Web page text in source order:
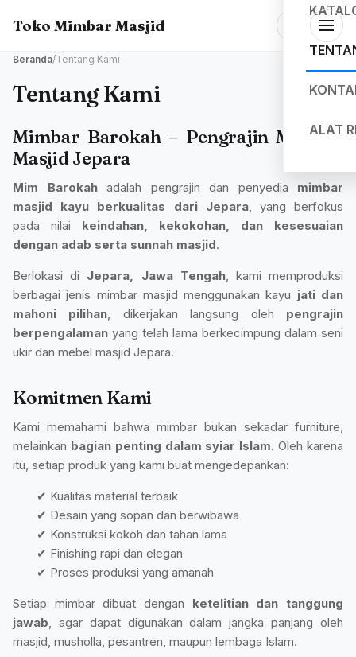
Toko Mimbar Masjid
ALAT
Beranda/Tentang Kami
Tentang Kami
Mimbar Barokah – Pengrajin Mimbar
Masjid Jepara
Mim Barokahadalah pengrajin dan penyedia mimbar
masjid kayu berkualitas dari Jepara, yang berfokus
pada nilai keindahan, kekokohan, dan kesesuaian
dengan adab serta sunnah masjid.
Berlokasi di Jepara, Jawa Tengah, kami memproduksi
berbagai jenis mimbar masjid menggunakan kayu jati dan
mahoni pilihan, dikerjakan langsung oleh pengrajin
berpengalaman yang telah lama berkecimpung dalam seni
ukir dan mebel masjid Jepara.
Komitmen Kami
Kami memahami bahwa mimbar bukan sekadar furniture,
melainkan bagian penting dalam syiar Islam. Oleh karena
itu, setiap produk yang kami buat mengedepankan:
✔ Kualitas material terbaik
✔ Desain yang sopan dan berwibawa
✔ Konstruksi kokoh dan tahan lama
✔ Finishing rapi dan elegan
✔ Proses produksi yang amanah
Setiap mimbar dibuat dengan ketelitian dan tanggung
jawab, agar dapat digunakan dalam jangka panjang oleh
masjid, musholla, pesantren, maupun lembaga Islam.